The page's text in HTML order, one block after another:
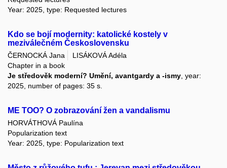
Year: 2025, type: Requested lectures
Kdo se bojí modernity: katolické kostely v
meziválečném Československu
ČERNOCKÁ Jana
LISÁKOVÁ Adéla
Chapter in a book
Je středověk moderní? Umění, avantgardy a -ismy , year:
2025, number of pages: 35 s.
ME TOO? O zobrazování žen a vandalismu
HORVÁTHOVÁ Paulína
Popularization text
Year: 2025, type: Popularization text